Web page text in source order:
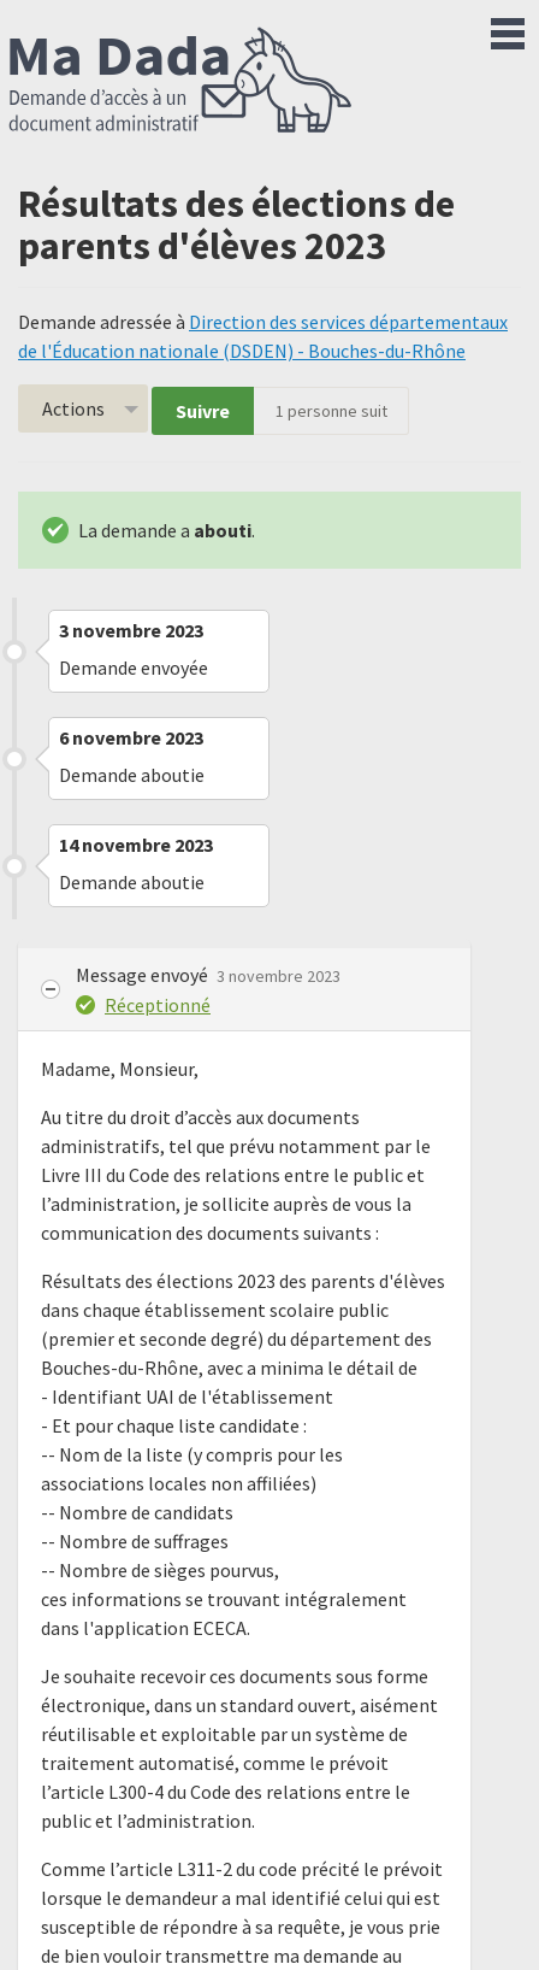
Résultats des élections de
parents d'élèves 2023
Demande adressée à Direction des services départementaux
de l'Éducation nationale (DSDEN) - Bouches-du-Rhône
Actions Suivre 1 personne suit
La demande a abouti.
3 novembre 2023
Demande envoyée
6 novembre 2023
Demande aboutie
14 novembre 2023
Demande aboutie
Message envoyé 3 novembre 2023
Réceptionné
Madame, Monsieur,
Au titre du droit d’accès aux documents
administratifs, tel que prévu notamment par le
Livre III du Code des relations entre le public et
l’administration, je sollicite auprès de vous la
communication des documents suivants :
Résultats des élections 2023 des parents d'élèves
dans chaque établissement scolaire public
(premier et seconde degré) du département des
Bouches-du-Rhône, avec a minima le détail de
- Identifiant UAI de l'établissement
- Et pour chaque liste candidate :
-- Nom de la liste (y compris pour les
associations locales non affiliées)
-- Nombre de candidats
-- Nombre de suffrages
-- Nombre de sièges pourvus,
ces informations se trouvant intégralement
dans l'application ECECA.
Je souhaite recevoir ces documents sous forme
électronique, dans un standard ouvert, aisément
réutilisable et exploitable par un système de
traitement automatisé, comme le prévoit
l’article L300-4 du Code des relations entre le
public et l’administration.
Comme l’article L311-2 du code précité le prévoit
lorsque le demandeur a mal identifié celui qui est
susceptible de répondre à sa requête, je vous prie
de bien vouloir transmettre ma demande au